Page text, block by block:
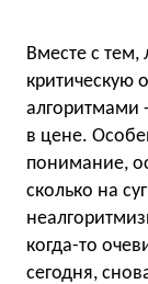
Вместе с тем,
критическую
алгоритмами
в цене.
понимание,
сколько на
когда-то
сегодня,